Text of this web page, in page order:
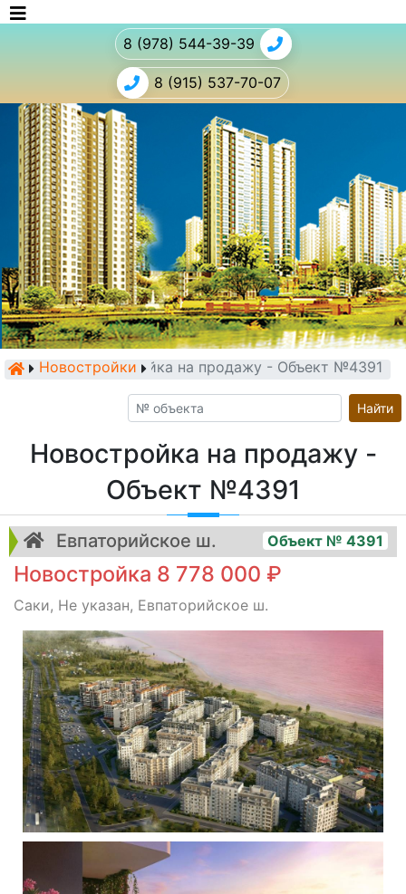
8 (978) 544-39-39
8 (915) 537-70-07
Новостройки
Новостройка на продажу - Объект №4391
Найти
Новостройка на продажу -
Объект №4391
Евпаторийское ш. Объект № 4391
Новостройка 8 778 000 ₽
Саки, Не указан, Евпаторийское ш.